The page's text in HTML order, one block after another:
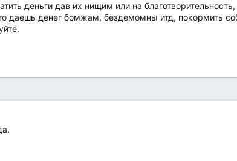
деньги дав их нищим или на
даешь денег бомжам, бездемомны итд, покормить